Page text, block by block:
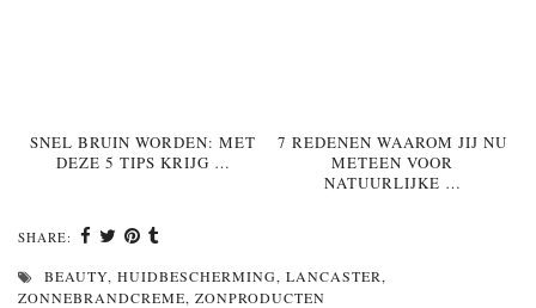
SNEL BRUIN WORDEN: MET
DEZE 5 TIPS KRIJG …
7 REDENEN WAAROM JIJ NU
METEEN VOOR
NATUURLIJKE …
SHARE:
BEAUTY, HUIDBESCHERMING, LANCASTER,
ZONNEBRANDCREME, ZONPRODUCTEN